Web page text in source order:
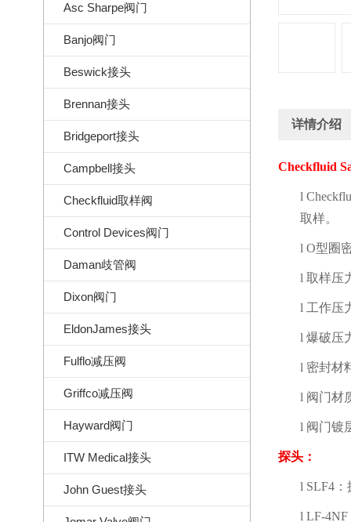
Asc Sharpe阀门
Banjo阀门
Beswick接头
Brennan接头
Bridgeport接头
Campbell接头
Checkfluid取样阀
Control Devices阀门
Daman歧管阀
Dixon阀门
EldonJames接头
Fulflo减压阀
Griffco减压阀
Hayward阀门
ITW Medical接头
John Guest接头
详情介绍
Checkfluid
l
取样。
l O型圈
l 取样压
l 工作压
l 爆破压
l 密封材
l 阀门材
l 阀门镀
探头：
l SLF4
l LF-4NF